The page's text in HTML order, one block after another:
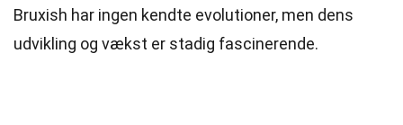
Bruxish har ingen kendte evolutioner, men dens
udvikling og vækst er stadig fascinerende.